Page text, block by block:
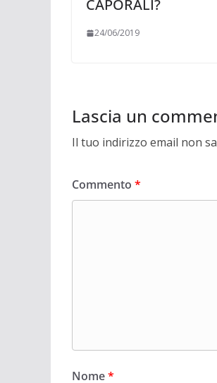
CAPORALI?
24/06/2019
Lascia un
Il tuo indirizzo email non
Commento *
Nome*